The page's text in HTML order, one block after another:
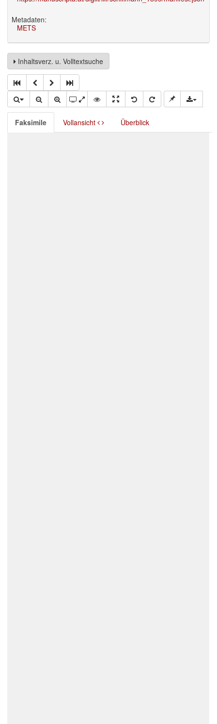
Metadaten:
METS
Inhaltsverz. u. Volltextsuche
Faksimile Vollansicht Überblick